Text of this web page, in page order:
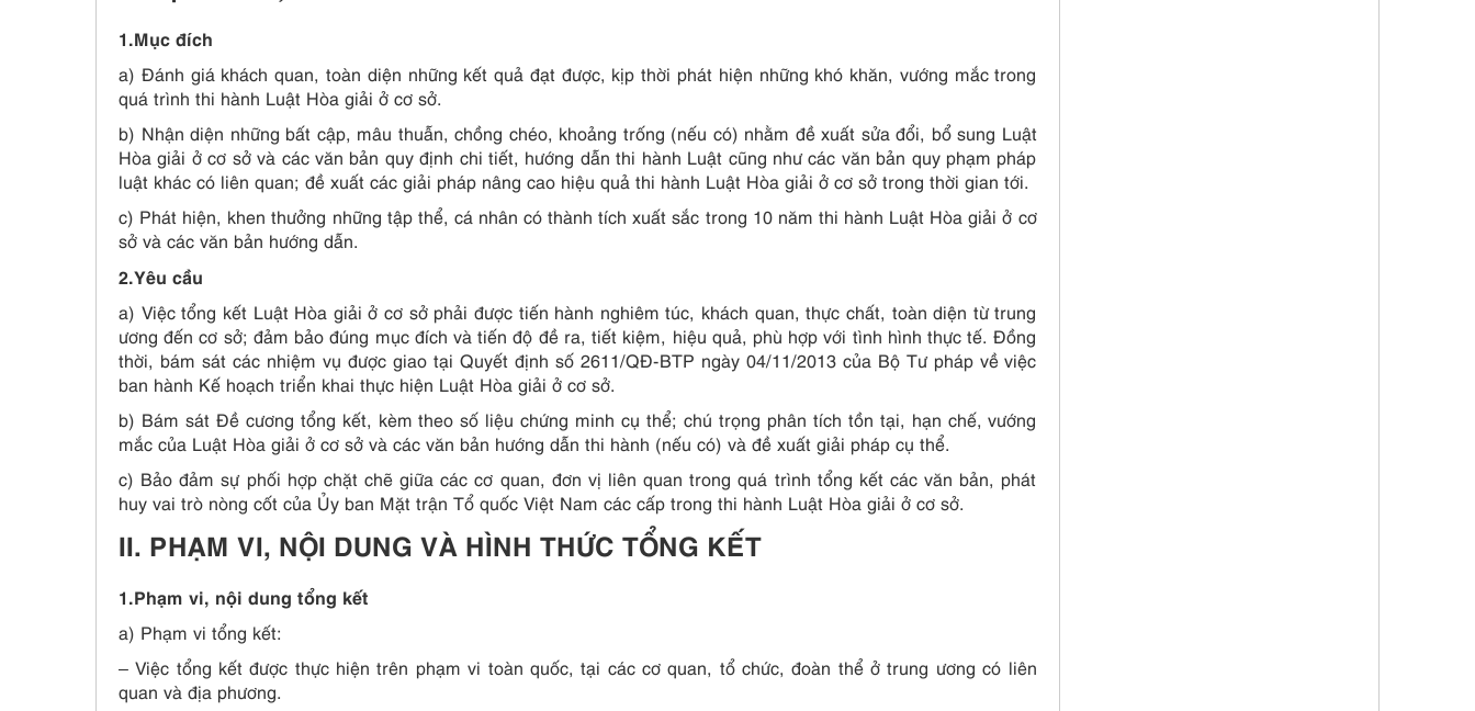
1.Mục đích
a) Đánh giá khách quan, toàn diện những kết quả đạt được, kịp thời phát hiện những khó khăn, vướng mắc trong
quá trình thi hành Luật Hòa giải ở cơ sở.
b) Nhận diện những bất cập, mâu thuẫn, chồng chéo, khoảng trống (nếu có) nhằm đề xuất sửa đổi, bổ sung Luật
Hòa giải ở cơ sở và các văn bản quy định chi tiết, hướng dẫn thi hành Luật cũng như các văn bản quy phạm pháp
luật khác có liên quan; đề xuất các giải pháp nâng cao hiệu quả thi hành Luật Hòa giải ở cơ sở trong thời gian tới.
c) Phát hiện, khen thưởng những tập thể, cá nhân có thành tích xuất sắc trong 10 năm thi hành Luật Hòa giải ở cơ
sở và các văn bản hướng dẫn.
2.Yêu cầu
a) Việc tổng kết Luật Hòa giải ở cơ sở phải được tiến hành nghiêm túc, khách quan, thực chất, toàn diện từ trung
ương đến cơ sở; đảm bảo đúng mục đích và tiến độ đề ra, tiết kiệm, hiệu quả, phù hợp với tình hình thực tế. Đồng
thời, bám sát các nhiệm vụ được giao tại Quyết định số 2611/QĐ-BTP ngày 04/11/2013 của Bộ Tư pháp về việc
ban hành Kế hoạch triển khai thực hiện Luật Hòa giải ở cơ sở.
b) Bám sát Đề cương tổng kết, kèm theo số liệu chứng minh cụ thể; chú trọng phân tích tồn tại, hạn chế, vướng
mắc của Luật Hòa giải ở cơ sở và các văn bản hướng dẫn thi hành (nếu có) và đề xuất giải pháp cụ thể.
c) Bảo đảm sự phối hợp chặt chẽ giữa các cơ quan, đơn vị liên quan trong quá trình tổng kết các văn bản, phát
huy vai trò nòng cốt của Ủy ban Mặt trận Tổ quốc Việt Nam các cấp trong thi hành Luật Hòa giải ở cơ sở.
II. PHẠM VI, NỘI DUNG VÀ HÌNH THỨC TỔNG KẾT
1.Phạm vi, nội dung tổng kết
a) Phạm vi tổng kết:
– Việc tổng kết được thực hiện trên phạm vi toàn quốc, tại các cơ quan, tổ chức, đoàn thể ở trung ương có liên
quan và địa phương.